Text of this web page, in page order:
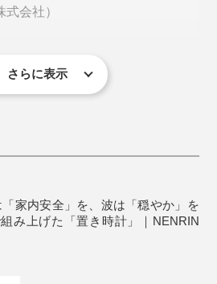
ージ例。プレート下部には、吉祥文様の解説入
」の時計。目をひくデザ
、寝室、ダイニング、和室……ど
タテ・ヨコ約12.4cmの正方形
ドに置きやすいサイズです。
、「年輪時計」から『NENRIN
会社）
さらに表示
「家内安全」を、波は「穏やか」を
み上げた「置き時計」｜NENRIN